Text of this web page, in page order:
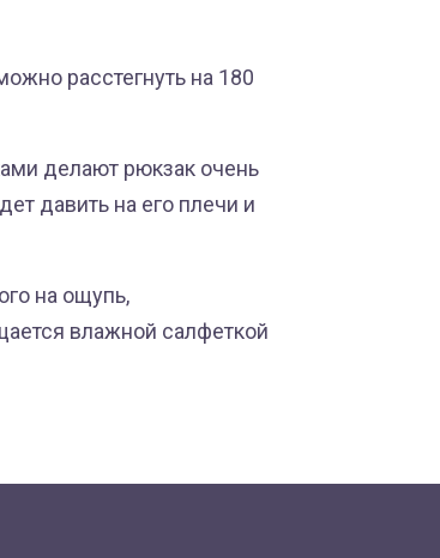
расстегнуть на 180
делают рюкзак очень
давить на его плечи и
на ощупь,
влажной салфеткой